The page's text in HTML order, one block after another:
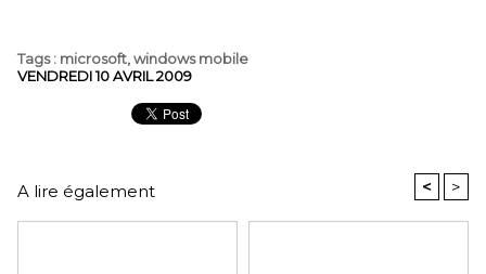
Tags: microsoft,windows mobile
VENDREDI 10 AVRIL 2009
A lire également < >